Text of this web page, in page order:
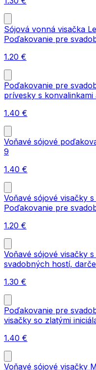
Sójová vonná visačka
Poďakovanie pre
1.20 €
Poďakovanie pre
prívesky s
1.40 €
Voňavé sójové
9
1.40 €
Voňavé sójové visačky
Poďakovanie pre
1.20 €
Voňavé sójové visačky
svadobných hostí,
1.30 €
Poďakovanie pre
visačky so zlatými
1.40 €
Voňavé sójové visačky